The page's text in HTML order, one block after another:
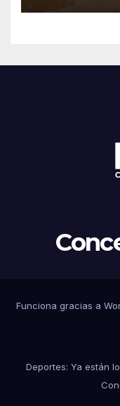
Funciona gracias a
Deportes: Ya están